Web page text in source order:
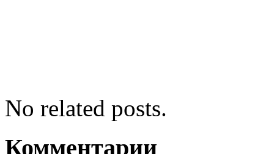
No related posts.
Комментарии